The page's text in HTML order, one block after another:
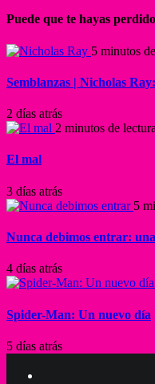
Puede que te hayas perdido
5 minutos
Semblanzas | Nicholas
2 días atrás
2 minutos de lectura
El mal
3 días atrás
5
Nunca debimos entrar:
4 días atrás
Spider-Man: Un nuevo día
5 días atrás